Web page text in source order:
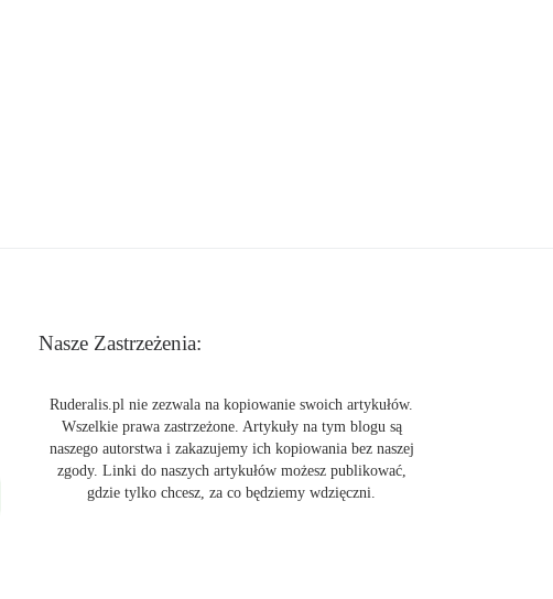
Nasze Zastrzeżenia:
Ruderalis.pl nie zezwala na kopiowanie swoich artykułów.
Wszelkie prawa zastrzeżone. Artykuły na tym blogu są
naszego autorstwa i zakazujemy ich kopiowania bez naszej
zgody. Linki do naszych artykułów możesz publikować,
gdzie tylko chcesz, za co będziemy wdzięczni.